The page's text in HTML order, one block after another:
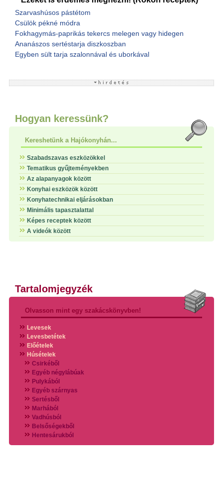
Szarvashúsos pástétom
Csülök pékné módra
Fokhagymás-paprikás tekercs melegen vagy hidegen
Ananászos sertéstarja diszkoszban
Egyben sült tarja szalonnával és uborkával
Hogyan keressünk?
Kereshetünk a Hajókonyhán...
Szabadszavas eszközökkel
Tematikus gyűjteményekben
Az alapanyagok között
Konyhai eszközök között
Konyhatechnikai eljárásokban
Minimális tapasztalattal
Képes receptek között
A videók között
Tartalomjegyzék
Olvasson mint egy szakácskönyvben!
Levesek
Levesbetétek
Előételek
Húsételek
Csirkéből
Egyéb négylábúak
Pulykából
Egyéb szárnyas
Sertésből
Marhából
Vadhúsból
Belsőségekből
Hentesárukból
Vadszárnyasokból